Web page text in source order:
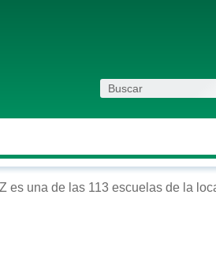
es una de las 113 escuelas de la